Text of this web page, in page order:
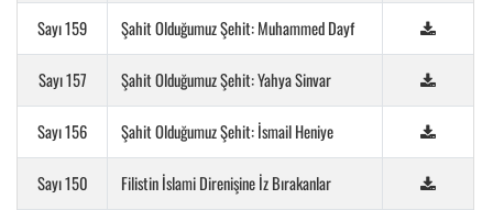
Sayı 159 Şahit Olduğumuz Şehit: Muhammed Dayf
Sayı 157 Şahit Olduğumuz Şehit: Yahya Sinvar
Sayı 156 Şahit Olduğumuz Şehit: İsmail Heniye
Sayı 150 Filistin İslami Direnişine İz Bırakanlar